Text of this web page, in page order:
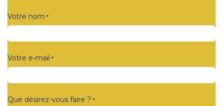
Votre nom *
Votre e-mail *
Que désirez-vous faire ? *